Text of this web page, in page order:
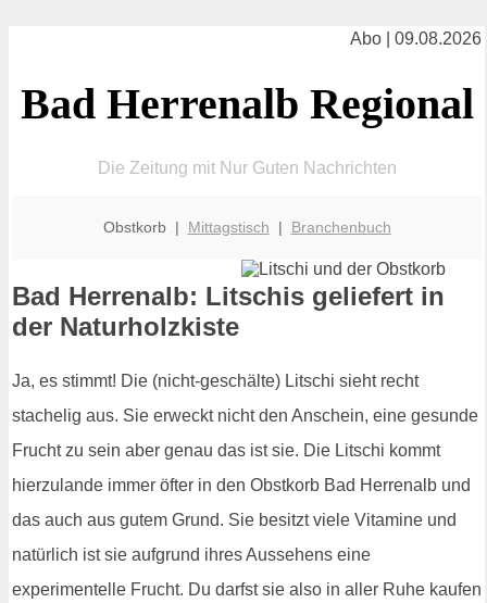
Abo | 09.08.2026
Bad Herrenalb Regional
Die Zeitung mit Nur Guten Nachrichten
Obstkorb | Mittagstisch | Branchenbuch
Bad Herrenalb: Litschis geliefert in
der Naturholzkiste
Ja, es stimmt! Die (nicht-geschälte) Litschi sieht recht
stachelig aus. Sie erweckt nicht den Anschein, eine gesunde
Frucht zu sein aber genau das ist sie. Die Litschi kommt
hierzulande immer öfter in den Obstkorb Bad Herrenalb und
das auch aus gutem Grund. Sie besitzt viele Vitamine und
natürlich ist sie aufgrund ihres Aussehens eine
experimentelle Frucht. Du darfst sie also in aller Ruhe kaufen